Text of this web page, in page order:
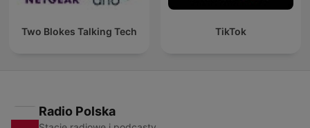
Two Blokes Talking Tech TikTok
Radio Polska